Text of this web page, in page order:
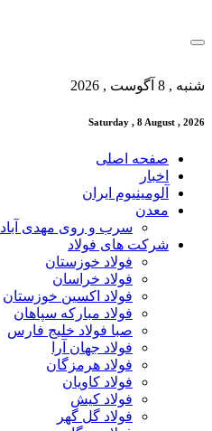
شنبه , 8 آگوست , 2026
Saturday , 8 August , 2026
صفحه اصلی
اخبار
آلومینیوم ایران
معدن
سرب و روی مهدی آباد
شرکت های فولاد
فولاد خوزستان
فولاد خراسان
فولاد اکسین خوزستان
فولاد مبارکه سپاهان
صبا فولاد خلیج فارس
فولاد جهان آرا
فولاد هرمزگان
فولاد کاویان
فولاد کیش
فولاد گل گهر